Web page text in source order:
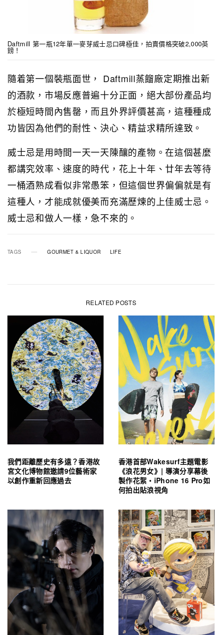
Daftmill 第一瓶12年單一麥芽威士忌口碑極佳，拍賣價格突破2,000英
鎊！
隨着第一個裝瓶面世， Daftmill蒸餾廠定期推出新
的酒款，市場反應普遍十分正面，絕大部份產品均
於極短時間內售罄，而且外界評價甚高，這種種成
功皆因為他們的耐性、決心、精益求精所達致。
威士忌是用時間一天一天陳釀的產物。在這個甚麼
都講究效率、速度的時代，花上十年、廿年去等待
一桶酒熟成看似非常愚笨，但這個世界偏偏就是有
這種人，才能成就優美而充滿歷煉的上佳威士忌。
威士忌和做人一樣，急不來的。
TAGS GOURMET & LIQUOR LIFE
RELATED POSTS
我們距離歷史有多遠？香港故
宮文化博物館邀請9位藝術家
以創作重新回應過去
香港首部Wakesurf主題電影
《浪花男女》| 導演分享幕後
製作花絮・iPhone 16 Pro如
何拍出貼浪視角